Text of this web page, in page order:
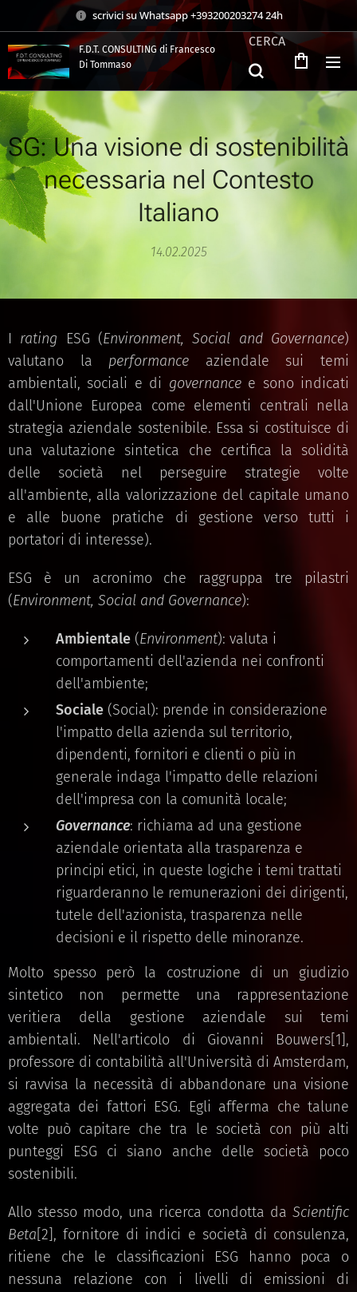
scrivici su Whatsapp +393200203274 24h
F.D.T. CONSULTING di Francesco
Di Tommaso
CERCA
SG: Una visione di sostenibilità
necessaria nel Contesto
Italiano
14.02.2025
I rating ESG (Environment, Social and Governance)
valutano la performance aziendale sui temi
ambientali, sociali e di governance e sono indicati
dall'Unione Europea come elementi centrali nella
strategia aziendale sostenibile. Essa si costituisce di
una valutazione sintetica che certifica la solidità
delle società nel perseguire strategie volte
all'ambiente, alla valorizzazione del capitale umano
e alle buone pratiche di gestione verso tutti i
portatori di interesse).
ESG è un acronimo che raggruppa tre pilastri
(Environment, Social and Governance):
Ambientale (Environment): valuta i
comportamenti dell'azienda nei confronti
dell'ambiente;
Sociale (Social): prende in considerazione
l'impatto della azienda sul territorio,
dipendenti, fornitori e clienti o più in
generale indaga l'impatto delle relazioni
dell'impresa con la comunità locale;
Governance: richiama ad una gestione
aziendale orientata alla trasparenza e
principi etici, in queste logiche i temi trattati
riguarderanno le remunerazioni dei dirigenti,
tutele dell'azionista, trasparenza nelle
decisioni e il rispetto delle minoranze.
Molto spesso però la costruzione di un giudizio
sintetico non permette una rappresentazione
veritiera della gestione aziendale sui temi
ambientali. Nell'articolo di Giovanni Bouwers[1],
professore di contabilità all'Università di Amsterdam,
si ravvisa la necessità di abbandonare una visione
aggregata dei fattori ESG. Egli afferma che talune
volte può capitare che tra le società con più alti
punteggi ESG ci siano anche delle società poco
sostenibili.
Allo stesso modo, una ricerca condotta da Scientific
Beta [2], fornitore di indici e società di consulenza,
ritiene che le classificazioni ESG hanno poca o
nessuna relazione con i livelli di emissioni di